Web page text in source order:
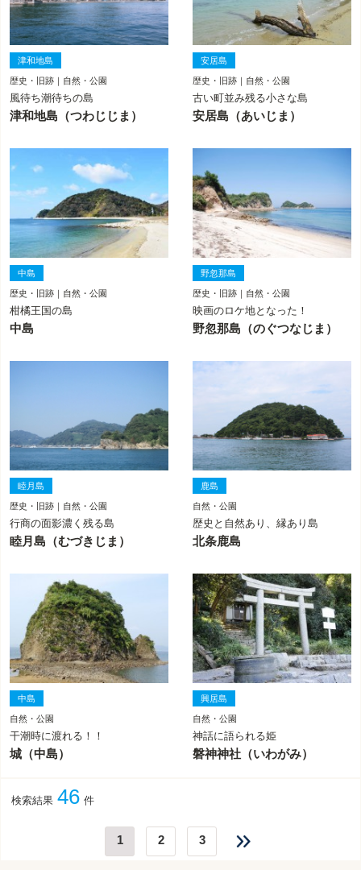
津和地島
歴史・旧跡｜自然・公園
風待ち潮待ちの島
津和地島（つわじじま）
安居島
歴史・旧跡｜自然・公園
古い町並み残る小さな島
安居島（あいじま）
中島
歴史・旧跡｜自然・公園
柑橘王国の島
中島
野忽那島
歴史・旧跡｜自然・公園
映画のロケ地となった！
野忽那島（のぐつなじま）
睦月島
歴史・旧跡｜自然・公園
行商の面影濃く残る島
睦月島（むづきじま）
鹿島
自然・公園
歴史と自然あり、縁あり島
北条鹿島
中島
自然・公園
干潮時に渡れる！！
城（中島）
興居島
自然・公園
神話に語られる姫
磐神神社（いわがみ）
検索結果 46 件
1 2 3